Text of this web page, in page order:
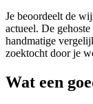
Je beoordeelt de
actueel. De
handmatige
zoektocht door je
Wat een